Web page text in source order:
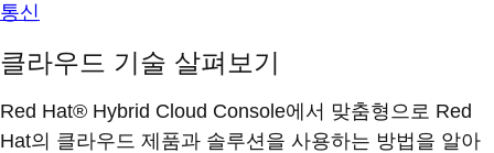
통신
클라우드 기술 살펴보기
Red Hat® Hybrid Cloud Console에서 맞춤형으로 Red
Hat의 클라우드 제품과 솔루션을 사용하는 방법을 알아